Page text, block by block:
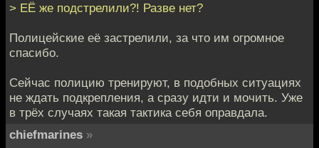
> ЕЁ же подстрелили?! Разве нет?
Полицейские её застрелили, за что им огромное
спасибо.
Сейчас полицию тренируют, в подобных ситуациях
не ждать подкрепления, а сразу идти и мочить. Уже
в трёх случаях такая тактика себя оправдала.
chiefmarines »